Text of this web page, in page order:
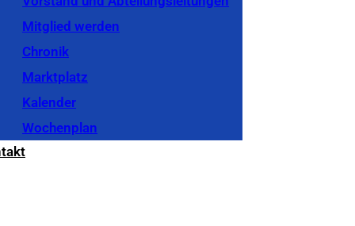
Mitglied werden
Chronik
Marktplatz
Kalender
Wochenplan